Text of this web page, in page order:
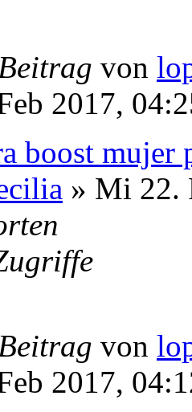
von
2017,
boost mujer
» Mi 22.
von
2017,